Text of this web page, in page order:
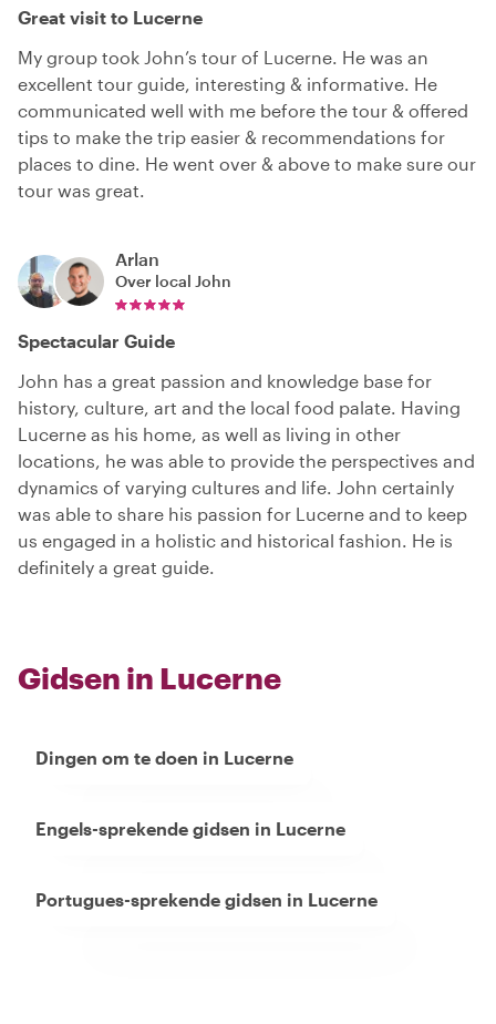
Great visit to Lucerne
My group took John’s tour of Lucerne. He was an
excellent tour guide, interesting & informative. He
communicated well with me before the tour & offered
tips to make the trip easier & recommendations for
places to dine. He went over & above to make sure our
tour was great.
Arlan
Over local John
Spectacular Guide
John has a great passion and knowledge base for
history, culture, art and the local food palate. Having
Lucerne as his home, as well as living in other
locations, he was able to provide the perspectives and
dynamics of varying cultures and life. John certainly
was able to share his passion for Lucerne and to keep
us engaged in a holistic and historical fashion. He is
definitely a great guide.
Gidsen in Lucerne
Dingen om te doen in Lucerne
Engels-sprekende gidsen in Lucerne
Portugues-sprekende gidsen in Lucerne